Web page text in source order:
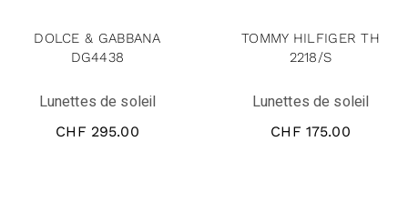
DOLCE & GABBANA
DG4438
Lunettes de soleil
CHF 295.00
TOMMY HILFIGER TH
2218/S
Lunettes de soleil
CHF 175.00